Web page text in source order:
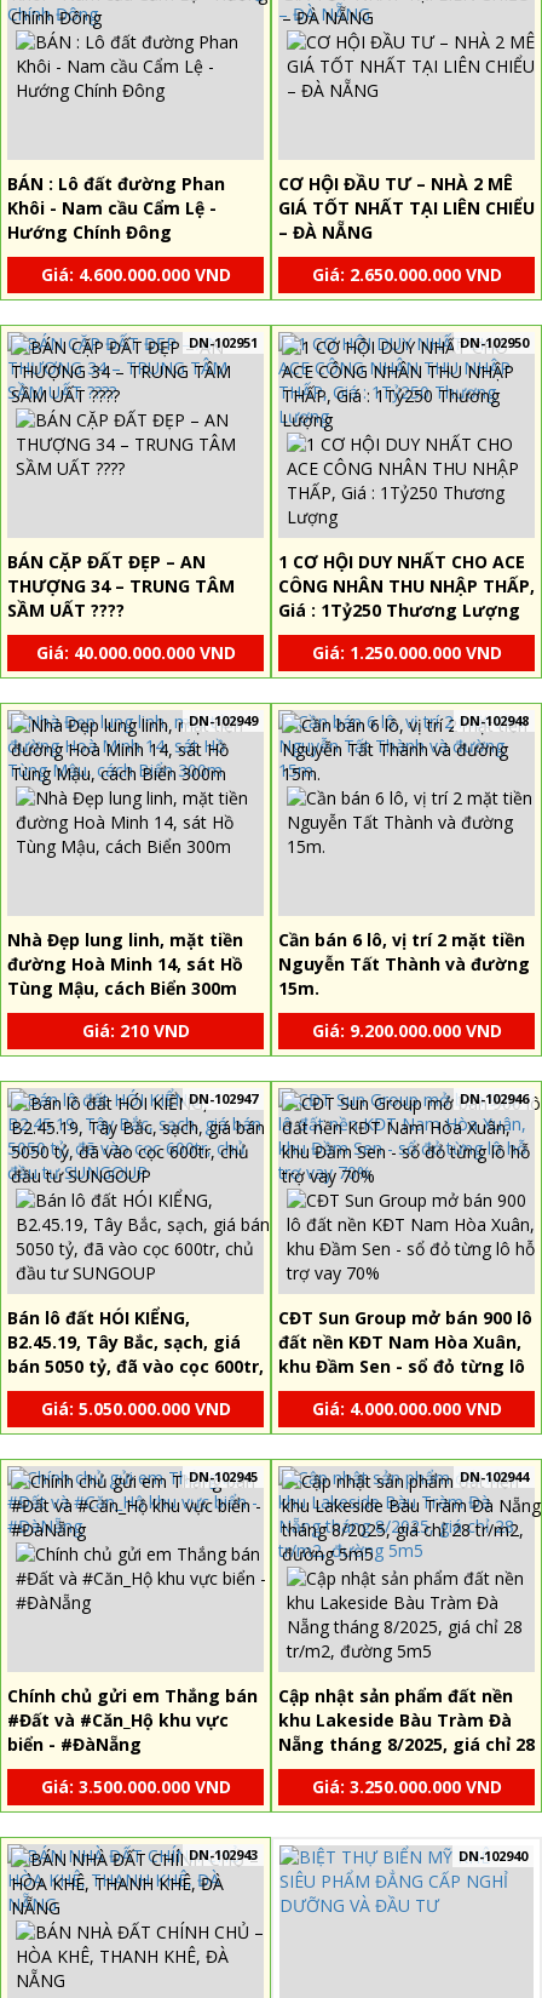
BÁN : Lô đất đường Phan
Khôi - Nam cầu Cẩm Lệ -
Hướng Chính Đông
Giá: 4.600.000.000 VND
CƠ HỘI ĐẦU TƯ – NHÀ 2 MÊ
GIÁ TỐT NHẤT TẠI LIÊN CHIỂU
– ĐÀ NẴNG
Giá: 2.650.000.000 VND
DN-102951
BÁN CẶP ĐẤT ĐẸP – AN
THƯỢNG 34 – TRUNG TÂM
SẦM UẤT ????
Giá: 40.000.000.000 VND
DN-102950
1 CƠ HỘI DUY NHẤT CHO ACE
CÔNG NHÂN THU NHẬP THẤP,
Giá : 1Tỷ250 Thương Lượng
Giá: 1.250.000.000 VND
DN-102949
Nhà Đẹp lung linh, mặt tiền
đường Hoà Minh 14, sát Hồ
Tùng Mậu, cách Biển 300m
Giá: 210 VND
DN-102948
Cần bán 6 lô, vị trí 2 mặt tiền
Nguyễn Tất Thành và đường
15m.
Giá: 9.200.000.000 VND
DN-102947
Bán lô đất HÓI KIỂNG,
B2.45.19, Tây Bắc, sạch, giá
bán 5050 tỷ, đã vào cọc 600tr,
chủ đầu tư SUNGOUP
Giá: 5.050.000.000 VND
DN-102946
CĐT Sun Group mở bán 900 lô
đất nền KĐT Nam Hòa Xuân,
khu Đầm Sen - sổ đỏ từng lô
hỗ trợ vay 70%
Giá: 4.000.000.000 VND
DN-102945
Chính chủ gửi em Thắng bán
#Đất và #Căn_Hộ khu vực
biển - #ĐàNẵng
Giá: 3.500.000.000 VND
DN-102944
Cập nhật sản phẩm đất nền
khu Lakeside Bàu Tràm Đà
Nẵng tháng 8/2025, giá chỉ 28
tr/m2, đường 5m5
Giá: 3.250.000.000 VND
DN-102943 DN-102940